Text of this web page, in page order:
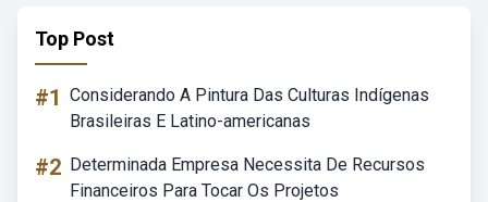
Top Post
#1 Considerando A Pintura Das Culturas Indígenas
Brasileiras E Latino-americanas
#2 Determinada Empresa Necessita De Recursos
Financeiros Para Tocar Os Projetos